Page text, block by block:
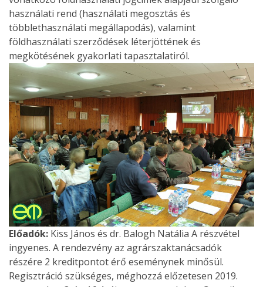
használati rend (használati megosztás és
többlethasználati megállapodás), valamint
földhasználati szerződések léterjöttének és
megkötésének gyakorlati tapasztalatiról.
Előadók: Kiss János és dr. Balogh Natália A részvétel
ingyenes. A rendezvény az agrárszaktanácsadók
részére 2 kreditpontot érő eseménynek minősül.
Regisztráció szükséges, méghozzá előzetesen 2019.